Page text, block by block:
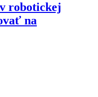
robotickej
na